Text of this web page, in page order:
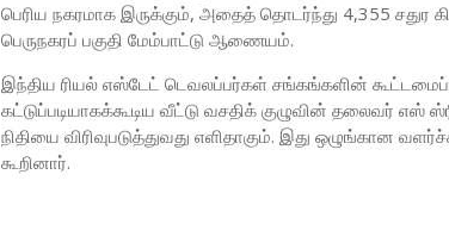
பெரிய நகரமாக இருக்கும், அதைத் தொடர்ந்து 4,355
பெருநகரப் பகுதி மேம்பாட்டு ஆணையம்.
இந்திய ரியல் எஸ்டேட் டெவலப்பர்கள் சங்கங்களின்
கட்டுப்படியாகக்கூடிய வீட்டு வசதிக் குழுவின் தலைவர் எஸ்
நிதியை விரிவுபடுத்துவது எளிதாகும். இது ஒழுங்கான
கூறினார்.